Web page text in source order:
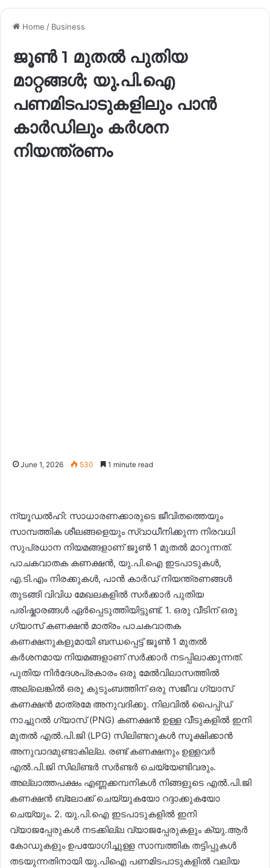
Home / Business
ജൂൺ 1 മുതൽ പുതിയ
മാറ്റങ്ങൾ; യു.പി.ഐ
പണമിടപാടുകളിലും പാൻ
കാർഡിലും കർശന
നിയന്ത്രണം
June 1, 2026 530 1 minute read
ന്യൂഡൽഹി: സാധാരണക്കാരുടെ ജീവിതത്തെയും
സാമ്പത്തിക ശീലങ്ങളെയും സ്വാധീനിക്കുന്ന നിരവധി
സുപ്രധാന നിയമങ്ങളാണ് ജൂൺ 1 മുതൽ മാറുന്നത്.
പാചകവാതക കണക്ഷൻ, യു.പി.ഐ ഇടപാടുകൾ,
എ.ടി.എം നിരക്കുകൾ, പാൻ കാർഡ് നിയന്ത്രണങ്ങൾ
തുടങ്ങി വിവിധ മേഖലകളിൽ സർക്കാർ പുതിയ
പരിഷ്കാരങ്ങൾ ഏർപ്പെടുത്തിയിട്ടുണ്ട്. 1. ഒരു വീടിന് ഒരു
ഗ്യാസ് കണക്ഷൻ മാത്രം പാചകവാതക
കണക്ഷനുകളുമായി ബന്ധപ്പെട്ട് ജൂൺ 1 മുതൽ
കർശനമായ നിയമങ്ങളാണ് സർക്കാർ നടപ്പിലാക്കുന്നത്.
പുതിയ നിർദേശപ്രകാരം ഒരു മേൽവിലാസത്തിൽ
അല്ലെങ്കിൽ ഒരു കുടുംബത്തിന് ഒരു സജീവ ഗ്യാസ്
കണക്ഷൻ മാത്രമേ അനുവദിക്കൂ. നിലവിൽ പൈപ്പ്ഡ്
നാച്ചുറൽ ഗ്യാസ് (PNG) കണക്ഷൻ ഉള്ള വീടുകളിൽ ഇനി
മുതൽ എൽ.പി.ജി (LPG) സിലിണ്ടറുകൾ സൂക്ഷിക്കാൻ
അനുവാദമുണ്ടാകില്ല. രണ്ട് കണക്ഷനും ഉള്ളവർ
എൽ.പി.ജി സിലിണ്ടർ സർണ്ടർ ചെയ്യേണ്ടിവരും.
അല്ലാത്തപക്ഷം എണ്ണക്കമ്പനികൾ നിങ്ങളുടെ എൽ.പി.ജി
കണക്ഷൻ ബ്ലോക്ക് ചെയ്യുകയോ റദ്ദാക്കുകയോ
ചെയ്യും. 2. യു.പി.ഐ ഇടപാടുകളിൽ ഇനി
വ്യാജപ്പേരുകൾ നടക്കില്ല വ്യാജപ്പേരുകളും ക്യു.ആർ
കോഡുകളും ഉപയോഗിച്ചുള്ള സാമ്പത്തിക തട്ടിപ്പുകൾ
തടയുന്നതിനായി യു.പിഐ പണമിടപാടുകളിൽ വലിയ